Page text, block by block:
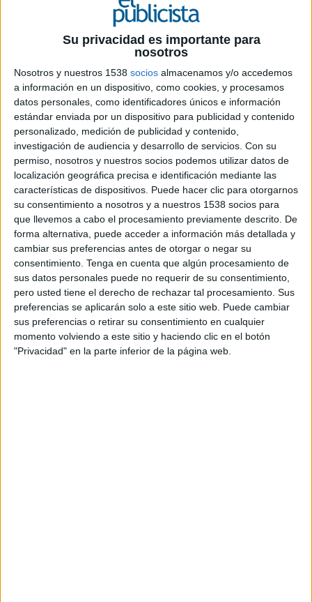
Su privacidad es importante para
nosotros
Nosotros y nuestros 1538 socios almacenamos y/o accedemos
a información en un dispositivo, como cookies, y procesamos
datos personales, como identificadores únicos e información
estándar enviada por un dispositivo para publicidad y contenido
personalizado, medición de publicidad y contenido,
investigación de audiencia y desarrollo de servicios. Con su
permiso, nosotros y nuestros socios podemos utilizar datos de
localización geográfica precisa e identificación mediante las
características de dispositivos. Puede hacer clic para otorgarnos
su consentimiento a nosotros y a nuestros 1538 socios para
que llevemos a cabo el procesamiento previamente descrito. De
forma alternativa, puede acceder a información más detallada y
cambiar sus preferencias antes de otorgar o negar su
consentimiento. Tenga en cuenta que algún procesamiento de
sus datos personales puede no requerir de su consentimiento,
pero usted tiene el derecho de rechazar tal procesamiento. Sus
preferencias se aplicarán solo a este sitio web. Puede cambiar
sus preferencias o retirar su consentimiento en cualquier
momento volviendo a este sitio y haciendo clic en el botón
"Privacidad" en la parte inferior de la página web.
Anunciante: Sporting Club Aguileño
Marca: Sporting Club Aguileño
Producto: Equipo de fútbol
Agencia: Publicis
Dirección General Creativa: Oscar Martínez, Bitan Franco y Sito Morillo.
Supervisores Creativos: Miriam Gutiérrez y René Macone.
Título: La equipación de los 1000 patrocinadores